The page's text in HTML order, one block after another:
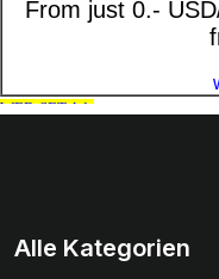
Alle Kategorien